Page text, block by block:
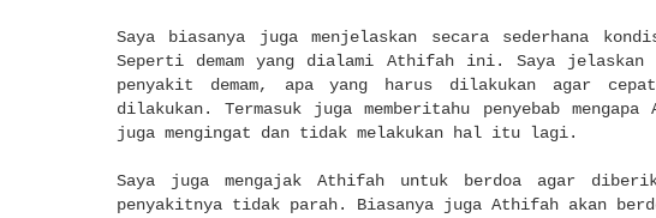
Saya biasanya juga menjelaskan secara sederhana
Seperti demam yang dialami Athifah ini. Saya jelaskan
penyakit demam, apa yang harus dilakukan agar
dilakukan. Termasuk juga memberitahu penyebab
juga mengingat dan tidak melakukan hal itu lagi.
Saya juga mengajak Athifah untuk berdoa agar
penyakitnya tidak parah. Biasanya juga Athifah akan